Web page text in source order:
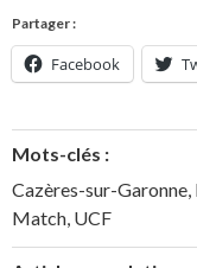
Partager :
Facebook
Mots-clés :
Cazères-sur-Garonne,
Match, UCF